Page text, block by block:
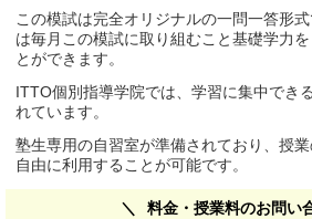
この模試は完全オリジナルの一問一答形
は毎月この模試に取り組むこと基礎学力
とができます。
ITTO個別指導学院では、学習に集中でき
れています。
塾生専用の自習室が準備されており、授
自由に利用することが可能です。
料金・授業料のお問い